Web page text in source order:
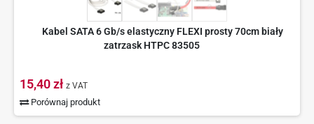
Kabel SATA 6 Gb/s elastyczny FLEXI prosty 70cm biały
zatrzask HTPC 83505
15,40 zł z VAT
Porównaj produkt